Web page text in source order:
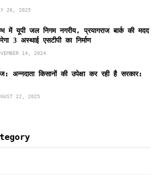
26, 2025
में यूपी जल निगम नगरीय, प्रयागराज बार्क की मदद
3 अस्थाई एसटीपी का निर्माण
14, 2024
अन्नदाता किसानाें की उपेक्षा कर रही है सरकार:
22, 2025